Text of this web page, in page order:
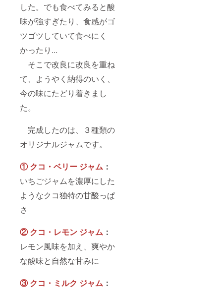
した。でも食べてみると酸
味が強すぎたり、食感がゴ
ツゴツしていて食べにく
かったり...
そこで改良に改良を重ね
て、ようやく納得のいく、
今の味にたどり着きまし
た。
完成したのは、３種類の
オリジナルジャムです。
① クコ・ベリー ジャム ：
いちごジャムを濃厚にした
ようなクコ独特の甘酸っぱ
さ
② クコ・レモン ジャム ：
レモン風味を加え、爽やか
な酸味と自然な甘みに
③クコ・ミルク ジャム ：